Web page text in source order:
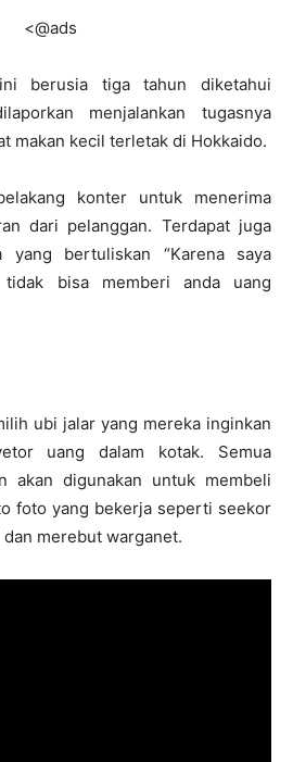
<@ads
berusia tiga tahun diketahui
menjalankan tugasnya
makan kecil terletak di Hokkaido.
konter untuk menerima
dari pelanggan. Terdapat juga
yang bertuliskan “Karena saya
bisa memberi anda uang
ubi jalar yang mereka inginkan
uang dalam kotak. Semua
akan digunakan untuk membeli
foto yang bekerja seperti seekor
merebut warganet.